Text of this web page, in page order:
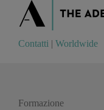
Contatti Worldwide
Contatti | Worldwide
Formazione